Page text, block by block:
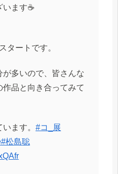
います☕️
タートです。
多いので、皆さんな
作品と向き合ってみて
ます。 #コ_展
#松島聡